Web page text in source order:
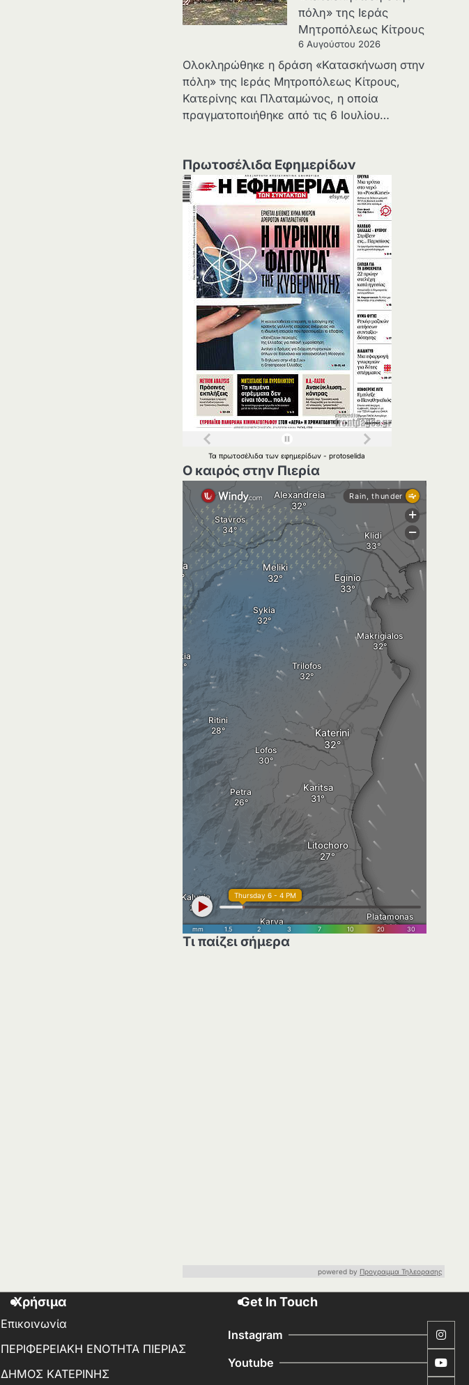
πόλη» της Ιεράς
Μητροπόλεως Κίτρους
6 Αυγούστου 2026
Ολοκληρώθηκε η δράση «Κατασκήνωση στην
πόλη» της Ιεράς Μητροπόλεως Κίτρους,
Κατερίνης και Πλαταμώνος, η οποία
πραγματοποιήθηκε από τις 6 Ιουλίου…
Πρωτοσέλιδα Εφημερίδων
Ταπρωτοσέλιδατωνεφημερίδων-protoselida
Ο καιρός στην Πιερία
Τι παίζει σήμερα
powered by Προγραμμα Τηλεορασης
Χρήσιμα
Επικοινωνία
ΠΕΡΙΦΕΡΕΙΑΚΗ ΕΝΟΤΗΤΑ ΠΙΕΡΙΑΣ
ΔΗΜΟΣ ΚΑΤΕΡΙΝΗΣ
Get In Touch
Instagram
Youtube